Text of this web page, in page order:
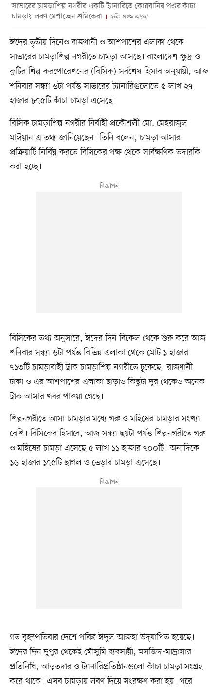
সাভারের চামড়াশিল্প নগরীর একটি ট্যানারিতে কোরবানির পশুর কাঁচা
চামড়ায় লবণ মেশাচ্ছেন শ্রমিকেরা
ছবি: প্রথম আলো
ঈদের তৃতীয় দিনেও রাজধানী ও আশপাশের এলাকা থেকে
সাভারের চামড়াশিল্প নগরীতে চামড়া আসছে। বাংলাদেশ ক্ষুদ্র ও
কুটির শিল্প করপোরেশনের (বিসিক) সর্বশেষ হিসাব অনুযায়ী, আজ
শনিবার সন্ধ্যা ৬টা পর্যন্ত সাভারের ট্যানারিগুলোতে ৫ লাখ ২৭
হাজার ৮৭৫টি কাঁচা চামড়া এসেছে।
বিসিক চামড়াশিল্প নগরীর নির্বাহী প্রকৌশলী মো. মেহরাজুল
মাঈয়ান এ তথ্য জানিয়েছেন। তিনি বলেন, চামড়া আসার
প্রক্রিয়াটি নির্বিঘ্ন করতে বিসিকের পক্ষ থেকে সার্বক্ষণিক তদারকি
করা হচ্ছে।
বিসিকের তথ্য অনুসারে, ঈদের দিন বিকেল থেকে শুরু করে আজ
শনিবার সন্ধ্যা ৬টা পর্যন্ত বিভিন্ন এলাকা থেকে মোট ১ হাজার
৭১৩টি চামড়াবাহী ট্রাক চামড়াশিল্প নগরীতে ঢুকেছে। রাজধানী
ঢাকা ও এর আশপাশের এলাকা ছাড়াও কিছুটা দূর থেকেও অনেক
ট্রাক আসার খবর পাওয়া গেছে।
শিল্পনগরীতে আসা চামড়ার মধ্যে গরু ও মহিষের চামড়ার সংখ্যা
বেশি। বিসিকের হিসাবে, আজ সন্ধ্যা ছয়টা পর্যন্ত শিল্পনগরীতে গরু
ও মহিষের চামড়া এসেছে ৫ লাখ ১১ হাজার ৭০০টি। অন্যদিকে
১৬ হাজার ১৭৫টি ছাগল ও ভেড়ার চামড়া এসেছে।
গত বৃহস্পতিবার দেশে পবিত্র ঈদুল আজহা উদ্‌যাপিত হয়েছে।
ঈদের দিন দুপুর থেকেই মৌসুমি ব্যবসায়ী, মসজিদ-মাদ্রাসার
প্রতিনিধি, আড়তদার ও ট্যানারিপ্রতিষ্ঠানগুলো কাঁচা চামড়া সংগ্রহ
করে থাকে। এসব চামড়ায় লবণ দিয়ে সংরক্ষণ করা হয়। পরে